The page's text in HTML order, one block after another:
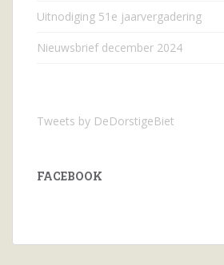
Uitnodiging 51e jaarvergadering
Nieuwsbrief december 2024
Tweets by DeDorstigeBiet
FACEBOOK